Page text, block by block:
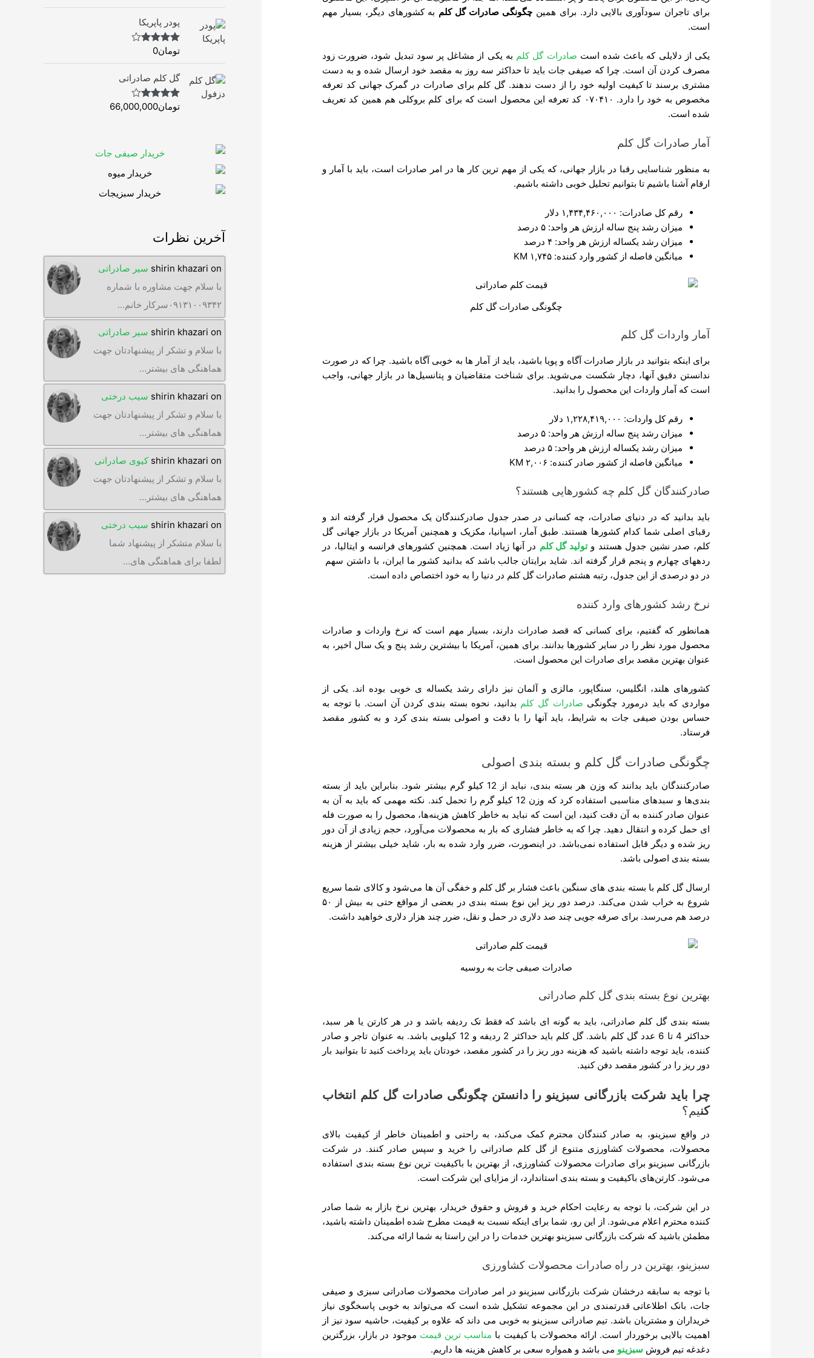
برای تاجران سودآوری بالایی دارد. برای همینچگونگی صادرات گل کلم به کشورهای دیگر، بسیار مهم
است.
یکی از دلایلی که باعث شده است صادرات گل کلم به یکی از مشاغل پر سود تبدیل شود، ضرورت زود
مصرف کردن آن است. چرا که صیفی جات باید تا حداکثر سه روز به مقصد خود ارسال شده و به دست
مشتری برسند تا کیفیت اولیه خود را از دست ندهند. گل کلم برای صادرات در گمرک جهانی کد تعرفه
مخصوص به خود را دارد. ۰۷۰۴۱۰ کد تعرفه این محصول است که برای کلم بروکلی هم همین کد تعریف
شده است.
آمار صادرات گل کلم
به منظور شناسایی رقبا در بازار جهانی، که یکی از مهم ترین کار ها در امر صادرات است، باید با آمار و
ارقام آشنا باشیم تا بتوانیم تحلیل خوبی داشته باشیم.
رقم کل صادرات: ۱,۴۳۴,۴۶۰,۰۰۰ دلار
میزان رشد پنج ساله ارزش هر واحد: ۵ درصد
میزان رشد یکساله ارزش هر واحد: ۴ درصد
میانگین فاصله از کشور وارد کننده: ۱,۷۴۵ KM
چگونگی صادرات گل کلم
آمار واردات گل کلم
برای اینکه بتوانید در بازار صادرات آگاه و پویا باشید، باید از آمار ها به خوبی آگاه باشید. چرا که در صورت
ندانستن دقیق آنها، دچار شکست می‌شوید. برای شناخت متقاضیان و پتانسیل‌ها در بازار جهانی، واجب
است که آمار واردات این محصول را بدانید.
رقم کل واردات: ۱,۲۲۸,۴۱۹,۰۰۰ دلار
میزان رشد پنج ساله ارزش هر واحد: ۵ درصد
میزان رشد یکساله ارزش هر واحد: ۵ درصد
میانگین فاصله از کشور صادر کننده: ۲,۰۰۶ KM
صادرکنندگان گل کلم چه کشورهایی هستند؟
باید بدانید که در دنیای صادرات، چه کسانی در صدر جدول صادرکنندگان یک محصول قرار گرفته اند و
رقبای اصلی شما کدام کشورها هستند. طبق آمار، اسپانیا، مکزیک و همچنین آمریکا در بازار جهانی گل
کلم، صدر نشین جدول هستند وتولید گل کلم در آنها زیاد است. همچنین کشورهای فرانسه و ایتالیا، در
ردههای چهارم و پنجم قرار گرفته اند. شاید برایتان جالب باشد که بدانید کشور ما ایران، با داشتن سهم
در دو درصدی از این جدول، رتبه هشتم صادرات گل کلم در دنیا را به خود اختصاص داده است.
نرخ رشد کشورهای وارد کننده
همانطور که گفتیم، برای کسانی که قصد صادرات دارند، بسیار مهم است که نرخ واردات و صادرات
محصول مورد نظر را در سایر کشورها بدانند. برای همین، آمریکا با بیشترین رشد پنج و یک سال اخیر، به
عنوان بهترین مقصد برای صادرات این محصول است.
کشورهای هلند، انگلیس، سنگاپور، مالزی و آلمان نیز دارای رشد یکساله ی خوبی بوده اند. یکی از
مواردی که باید درمورد چگونگی صادرات گل کلم بدانید، نحوه بسته بندی کردن آن است. با توجه به
حساس بودن صیفی جات به شرایط، باید آنها را با دقت و اصولی بسته بندی کرد و به کشور مقصد
فرستاد.
چگونگی صادرات گل کلم و بسته بندی اصولی
صادرکنندگان باید بدانند که وزن هر بسته بندی، نباید از 12 کیلو گرم بیشتر شود. بنابراین باید از بسته
بندی‌ها و سبدهای مناسبی استفاده کرد که وزن 12 کیلو گرم را تحمل کند. نکته مهمی که باید به آن به
عنوان صادر کننده به آن دقت کنید، این است که نباید به خاطر کاهش هزینه‌ها، محصول را به صورت فله
ای حمل کرده و انتقال دهید. چرا که به خاطر فشاری که بار به محصولات می‌آورد، حجم زیادی از آن دور
ریز شده و دیگر قابل استفاده نمی‌باشد. در اینصورت، ضرر وارد شده به بار، شاید خیلی بیشتر از هزینه
بسته بندی اصولی باشد.
ارسال گل کلم با بسته بندی های سنگین باعث فشار بر گل کلم و خفگی آن ها می‌شود و کالای شما سریع
شروع به خراب شدن می‌کند. درصد دور ریز این نوع بسته بندی در بعضی از مواقع حتی به بیش از ۵۰
درصد هم می‌رسد. برای صرفه جویی چند صد دلاری در حمل و نقل، ضرر چند هزار دلاری خواهید داشت.
صادرات صیفی جات به روسیه
بهترین نوع بسته بندی گل کلم صادراتی
بسته بندی گل کلم صادراتی، باید به گونه ای باشد که فقط تک ردیفه باشد و در هر کارتن یا هر سبد،
حداکثر 4 تا 6 عدد گل کلم باشد. گل کلم باید حداکثر 2 ردیفه و 12 کیلویی باشد. به عنوان تاجر و صادر
کننده، باید توجه داشته باشید که هزینه دور ریز را در کشور مقصد، خودتان باید پرداخت کنید تا بتوانید بار
دور ریز را در کشور مقصد دفن کنید.
چرا باید شرکت بازرگانی سبزینو را دانستن چگونگی صادرات گل کلم انتخاب
کنیم؟
در واقع سبزینو، به صادر کنندگان محترم کمک می‌کند، به راحتی و اطمینان خاطر از کیفیت بالای
محصولات، محصولات کشاورزی متنوع از گل کلم صادراتی را خرید و سپس صادر کنند. در شرکت
بازرگانی سبزینو برای صادرات محصولات کشاورزی، از بهترین با باکیفیت ترین نوع بسته بندی استفاده
می‌شود. کارتن‌های باکیفیت و بسته بندی استاندارد، از مزایای این شرکت است.
در این شرکت، با توجه به رعایت احکام خرید و فروش و حقوق خریدار، بهترین نرخ بازار به شما صادر
کننده محترم اعلام می‌شود. از این رو، شما برای اینکه نسبت به قیمت مطرح شده اطمینان داشته باشید،
مطمئن باشید که شرکت بازرگانی سبزینو بهترین خدمات را در این راستا به شما ارائه می‌کند.
سبزینو، بهترین در راه صادرات محصولات کشاورزی
با توجه به سابقه درخشان شرکت بازرگانی سبزینو در امر صادرات محصولات صادراتی سبزی و صیفی
جات، بانک اطلاعاتی قدرتمندی در این مجموعه تشکیل شده است که می‌تواند به خوبی پاسخگوی نیاز
خریداران و مشتریان باشد. تیم صادراتی سبزینو به خوبی می داند که علاوه بر کیفیت، حاشیه سود نیز از
اهمیت بالایی برخوردار است. ارائه محصولات با کیفیت با مناسب ترین قیمت موجود در بازار، بزرگترین
دغدغه تیم فروش سبزینو می باشد و همواره سعی بر کاهش هزینه ها داریم.
پودر پاپریکا
Rated4.50
out of 5
تومان0
گل کلم صادراتی
Rated4.63
out of 5
تومان66,000,000
آخرین نظرات
shirin khazari on
سیر صادراتی
با سلام جهت مشاوره با شماره
۰۹۱۳۱۰۰۹۳۴۲سرکار خانم…
shirin khazari on
سیر صادراتی
با سلام و تشکر از پیشنهادتان جهت
هماهنگی های بیشتر…
shirin khazari on
سیب درختی
با سلام و تشکر از پیشنهادتان جهت
هماهنگی های بیشتر…
shirin khazari on
کیوی صادراتی
با سلام و تشکر از پیشنهادتان جهت
هماهنگی های بیشتر…
shirin khazari on
سیب درختی
با سلام متشکر از پیشنهاد شما
لطفا برای هماهنگی های…